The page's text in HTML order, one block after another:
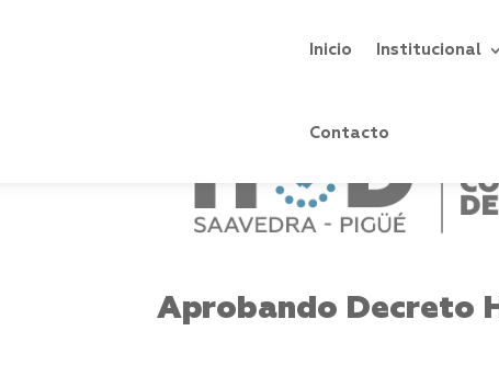
Inicio Institucional
Contacto
Aprobando Decreto